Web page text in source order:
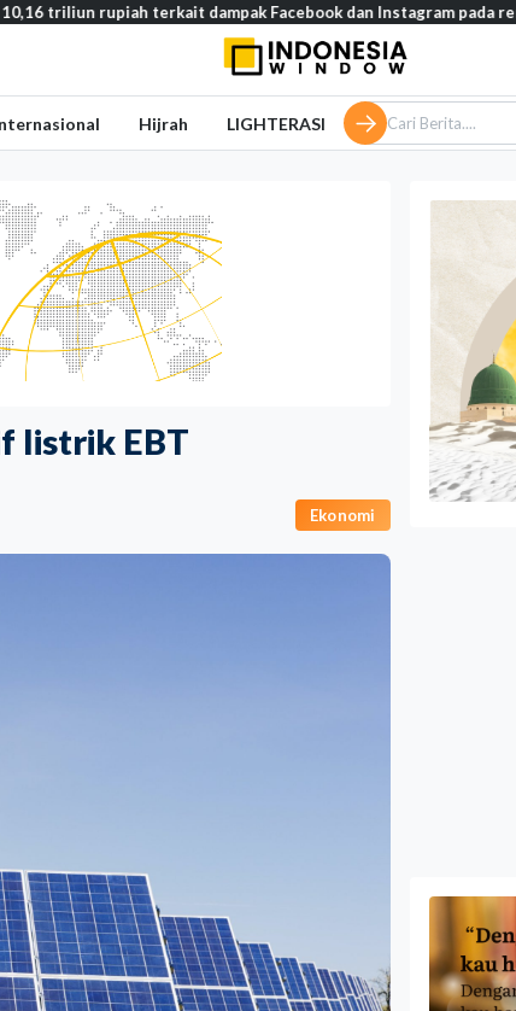
listrik EBT
Ekonomi
terkait dampak Facebook dan Instagram pada remaja
Hijrah LIGHTERASI